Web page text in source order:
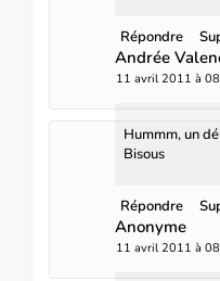
Répondre
Andrée
11 avril 2011 à
Hummm, un
Bisous
Répondre
Anonyme
11 avril 2011 à